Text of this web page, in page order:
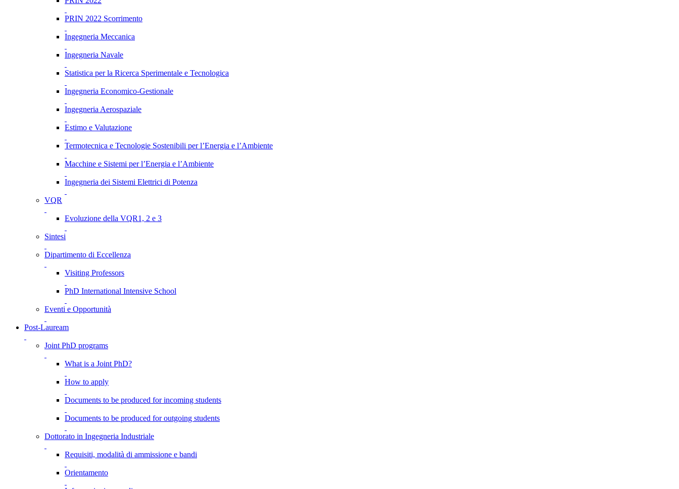
PRIN 2022 Scorrimento
Ingegneria Meccanica
Ingegneria Navale
Statistica per la Ricerca Sperimentale e Tecnologica
Ingegneria Economico-Gestionale
Ingegneria Aerospaziale
Estimo e Valutazione
Termotecnica e Tecnologie Sostenibili per l’Energia e l’Ambiente
Macchine e Sistemi per l’Energia e l’Ambiente
Ingegneria dei Sistemi Elettrici di Potenza
VQR
Evoluzione della VQR1, 2 e 3
Sintesi
Dipartimento di Eccellenza
Visiting Professors
PhD International Intensive School
Eventi e Opportunità
Post-Lauream
Joint PhD programs
What is a Joint PhD?
How to apply
Documents to be produced for incoming students
Documents to be produced for outgoing students
Dottorato in Ingegneria Industriale
Requisiti, modalità di ammissione e bandi
Orientamento